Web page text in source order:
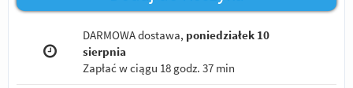
DARMOWA dostawa, poniedziałek 10
sierpnia
Zapłać w ciągu 18 godz. 37 min